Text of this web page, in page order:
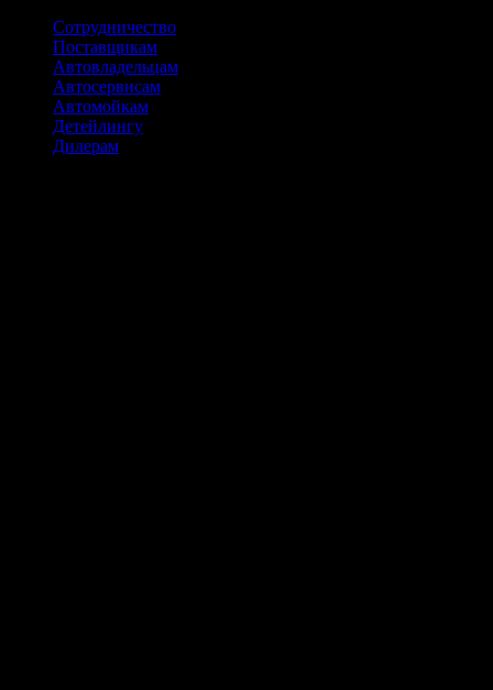
Сотрудничество
Поставщикам
Автовладельцам
Автосервисам
Автомойкам
Детейлингу
Дилерам